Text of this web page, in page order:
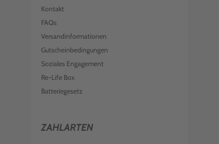
Kontakt
FAQs
Versandinformationen
Gutscheinbedingungen
Soziales Engagement
Re-Life Box
Batteriegesetz
ZAHLARTEN